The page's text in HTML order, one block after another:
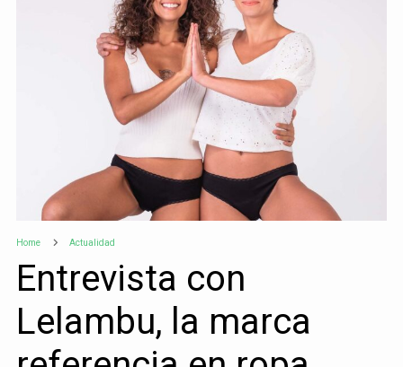
Home Actualidad
Entrevista con
Lelambu, la marca